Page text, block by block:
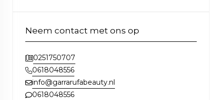
Neem contact met ons op
0251750707
0618048556
info@garrarufabeauty.nl
0618048556